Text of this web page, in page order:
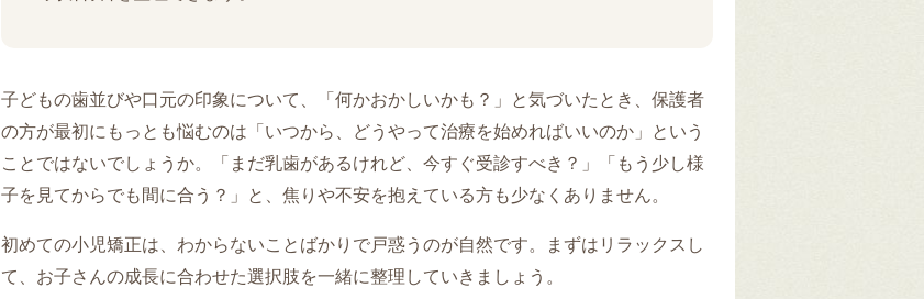
子どもの歯並びや口元の印象について、「何かおかしいかも？」と気づいたとき、保護者
の方が最初にもっとも悩むのは「いつから、どうやって治療を始めればいいのか」という
ことではないでしょうか。「まだ乳歯があるけれど、今すぐ受診すべき？」「もう少し様
子を見てからでも間に合う？」と、焦りや不安を抱えている方も少なくありません。
初めての小児矯正は、わからないことばかりで戸惑うのが自然です。まずはリラックスし
て、お子さんの成長に合わせた選択肢を一緒に整理していきましょう。